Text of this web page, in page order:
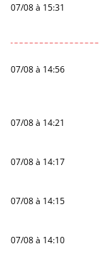
07/08 à 15:31
07/08 à 14:56
07/08 à 14:21
07/08 à 14:17
07/08 à 14:15
07/08 à 14:10